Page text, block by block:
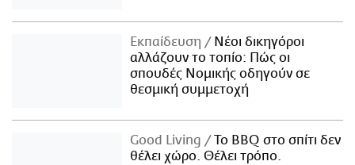
Εκπαίδευση
Νέοι δικηγόροι
αλλάζουν το τοπίο: Πώς οι
σπουδές Νομικής οδηγούν σε
θεσμική συμμετοχή
Good Living
Το BBQ στο σπίτι δεν
θέλει χώρο. Θέλει τρόπο.